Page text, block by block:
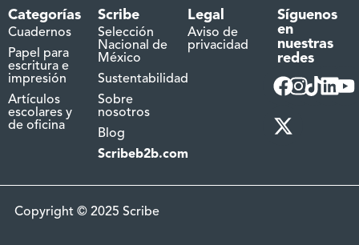
Categorías
Cuadernos
Papel para
escritura e
impresión
Artículos
escolares y
de oficina
Scribe
Selección
Nacional de
México
Sustentabilidad
Sobre
nosotros
Blog
Scribeb2b.com
Legal
Aviso de
privacidad
Síguenos
en
nuestras
redes
Copyright © 2025 Scribe